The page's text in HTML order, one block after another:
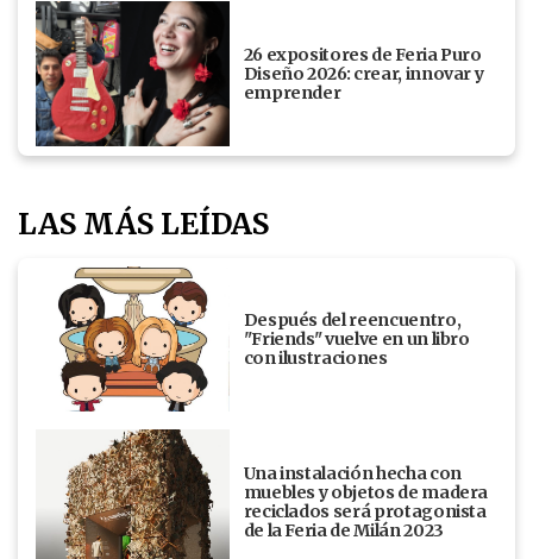
26 expositores de Feria Puro
Diseño 2026: crear, innovar y
emprender
LAS MÁS LEÍDAS
Después del reencuentro,
"Friends" vuelve en un libro
con ilustraciones
Una instalación hecha con
muebles y objetos de madera
reciclados será protagonista
de la Feria de Milán 2023